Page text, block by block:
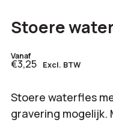
Stoere
Vanaf
€3,25 Excl. BTW
Stoere waterfles
gravering mogelijk.